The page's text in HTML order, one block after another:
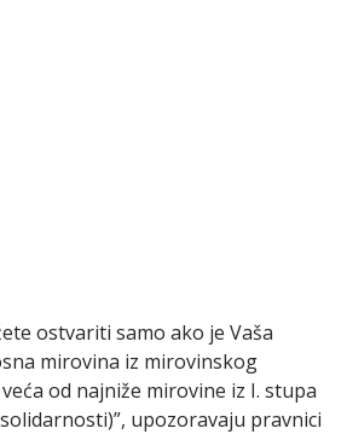
ostvariti samo ako je Vaša
mirovina iz mirovinskog
od najniže mirovine iz I. stupa
upozoravaju pravnici